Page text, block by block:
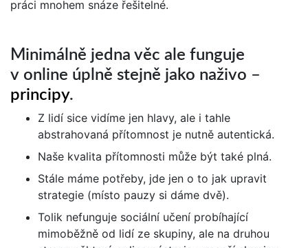
práci mnohem snáze řešitelné.
Minimálně jedna věc ale funguje
v online úplně stejně jako naživo –
principy.
Z lidí sice vidíme jen hlavy, ale i tahle
abstrahovaná přítomnost je nutně autentická.
Naše kvalita přítomnosti může být také plná.
Stále máme potřeby, jde jen o to jak upravit
strategie (místo pauzy si dáme dvě).
Tolik nefunguje sociální učení probíhající
mimoběžně od lidí ze skupiny, ale na druhou